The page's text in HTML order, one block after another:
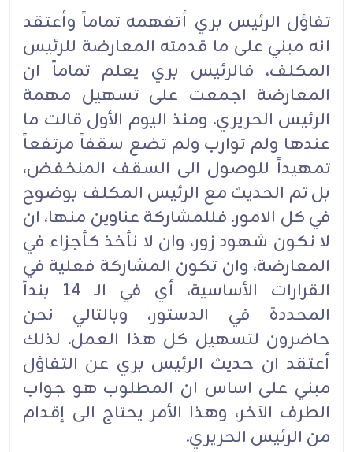
تفاؤل الرئيس بري أتفهمه تماماً وأعتقد
انه مبني على ما قدمته المعارضة للرئيس
المكلف، فالرئيس بري يعلم تماماً ان
المعارضة اجمعت على تسهيل مهمة
الرئيس الحريري. ومنذ اليوم الأول قالت ما
عندها ولم توارب ولم تضع سقفاً مرتفعاً
تمهيداً للوصول الى السقف المنخفض،
بل تم الحديث مع الرئيس المكلف بوضوح
في كل الامور. فللمشاركة عناوين منها، ان
لا نكون شهود زور، وان لا نأخذ كأجزاء في
المعارضة، وان تكون المشاركة فعلية في
القرارات الأساسية، أي في الـ 14 بنداً
المحددة في الدستور، وبالتالي نحن
حاضرون لتسهيل كل هذا العمل. لذلك
أعتقد ان حديث الرئيس بري عن التفاؤل
مبني على اساس ان المطلوب هو جواب
الطرف الآخر، وهذا الأمر يحتاج الى إقدام
من الرئيس الحريري.